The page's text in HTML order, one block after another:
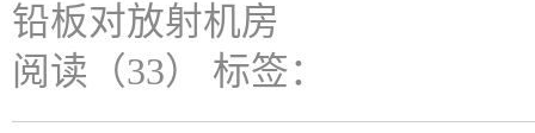
铅板对放射机房
阅读（33） 标签：